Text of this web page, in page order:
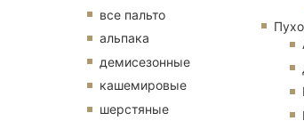
все пальто
альпака
демисезонные
кашемировые
шерстяные